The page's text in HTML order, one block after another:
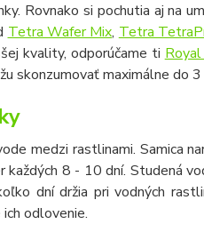
Rovnako si pochutia aj na
Tetra Wafer Mix, Tetra
kvality, odporúčame ti
skonzumovať maximálne do 3
medzi rastlinami. Samica
8 - 10 dní. Studená
dní držia pri vodných
odlovenie.